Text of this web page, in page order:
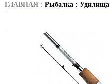
ГЛАВНАЯ : Рыбалка : Удилища